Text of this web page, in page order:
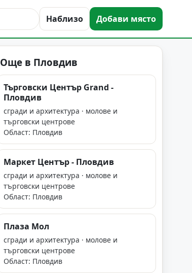
Наблизо Добави място
Още в Пловдив
Търговски Център Grand -
Пловдив
сгради и архитектура · молове и
търговски центрове
Област: Пловдив
Маркет Център - Пловдив
сгради и архитектура · молове и
търговски центрове
Област: Пловдив
Плаза Мол
сгради и архитектура · молове и
търговски центрове
Област: Пловдив